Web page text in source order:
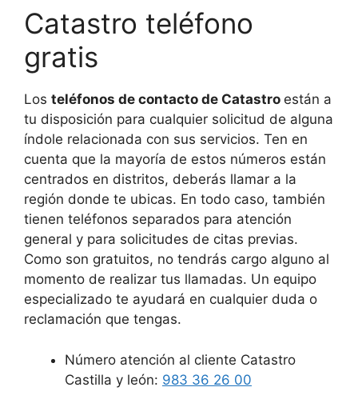
Catastro teléfono
gratis
Los teléfonos de contacto de Catastro están a
tu disposición para cualquier solicitud de alguna
índole relacionada con sus servicios. Ten en
cuenta que la mayoría de estos números están
centrados en distritos, deberás llamar a la
región donde te ubicas. En todo caso, también
tienen teléfonos separados para atención
general y para solicitudes de citas previas.
Como son gratuitos, no tendrás cargo alguno al
momento de realizar tus llamadas. Un equipo
especializado te ayudará en cualquier duda o
reclamación que tengas.
Número atención al cliente Catastro
Castilla y león: 983 36 26 00